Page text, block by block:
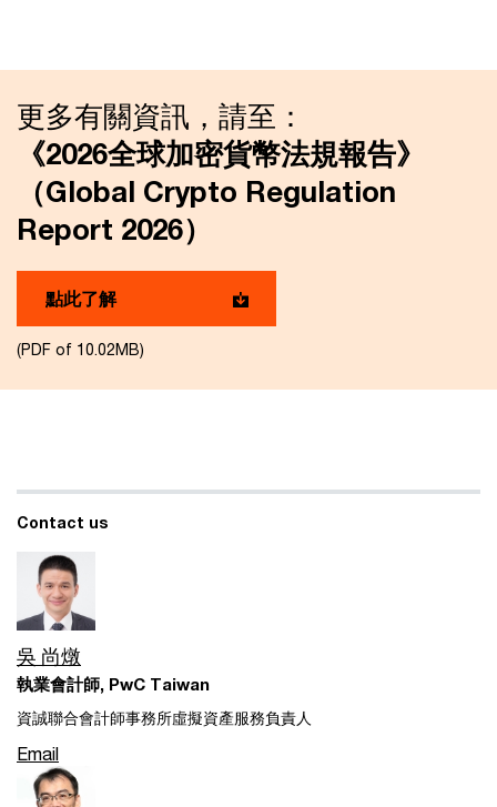
更多有關資訊，請至：
《2026全球加密貨幣法規報告》
（Global Crypto Regulation
Report 2026）
點此了解
(PDF of 10.02MB)
Contact us
吳 尚燉
執業會計師, PwC Taiwan
資誠聯合會計師事務所虛擬資產服務負責人
Email